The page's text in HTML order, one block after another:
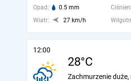
Opad: 0.5 mm
Wiatr:
27 km/h
12:00
28°C
Zachmurzenie